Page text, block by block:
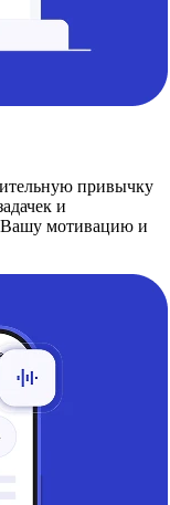
привычку
и
Вашу мотивацию и